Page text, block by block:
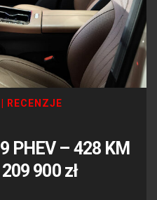
RECENZJE
PHEV – 428 KM
900 zł